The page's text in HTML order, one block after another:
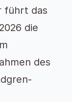
führt das
die
des